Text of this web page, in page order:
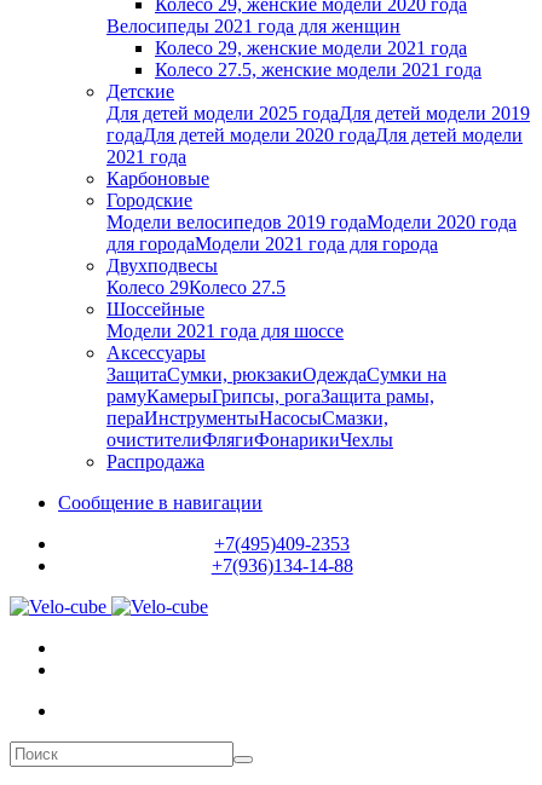
Колесо 29, женские модели 2020 года
Велосипеды 2021 года для женщин
Колесо 29, женские модели 2021 года
Колесо 27.5, женские модели 2021 года
Детские
Для детей модели 2025 годаДля детей модели 2019
годаДля детей модели 2020 годаДля детей модели
2021 года
Карбоновые
Городские
Модели велосипедов 2019 годаМодели 2020 года
для городаМодели 2021 года для города
Двухподвесы
Колесо 29Колесо 27.5
Шоссейные
Модели 2021 года для шоссе
Аксессуары
ЗащитаСумки, рюкзакиОдеждаСумки на
рамуКамерыГрипсы, рогаЗащита рамы,
пераИнструментыНасосыСмазки,
очистителиФлягиФонарикиЧехлы
Распродажа
Сообщение в навигации
+7(495)409-2353
+7(936)134-14-88